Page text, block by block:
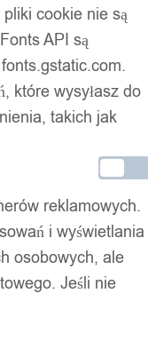
cookie nie są
API są
które wysyłasz do
takich jak
reklamowych.
i wyświetlania
osobowych, ale
Jeśli nie